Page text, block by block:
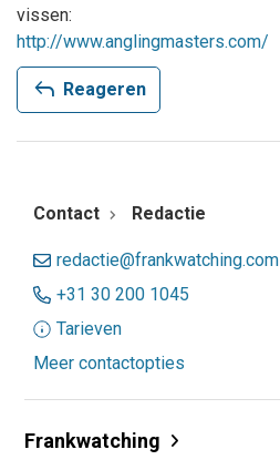
vissen:
http://www.anglingmasters.com/
reply Reageren
Contact Redactie
redactie@frankwatching.com
+31 30 200 1045
Tarieven
Meer contactopties
Frankwatching